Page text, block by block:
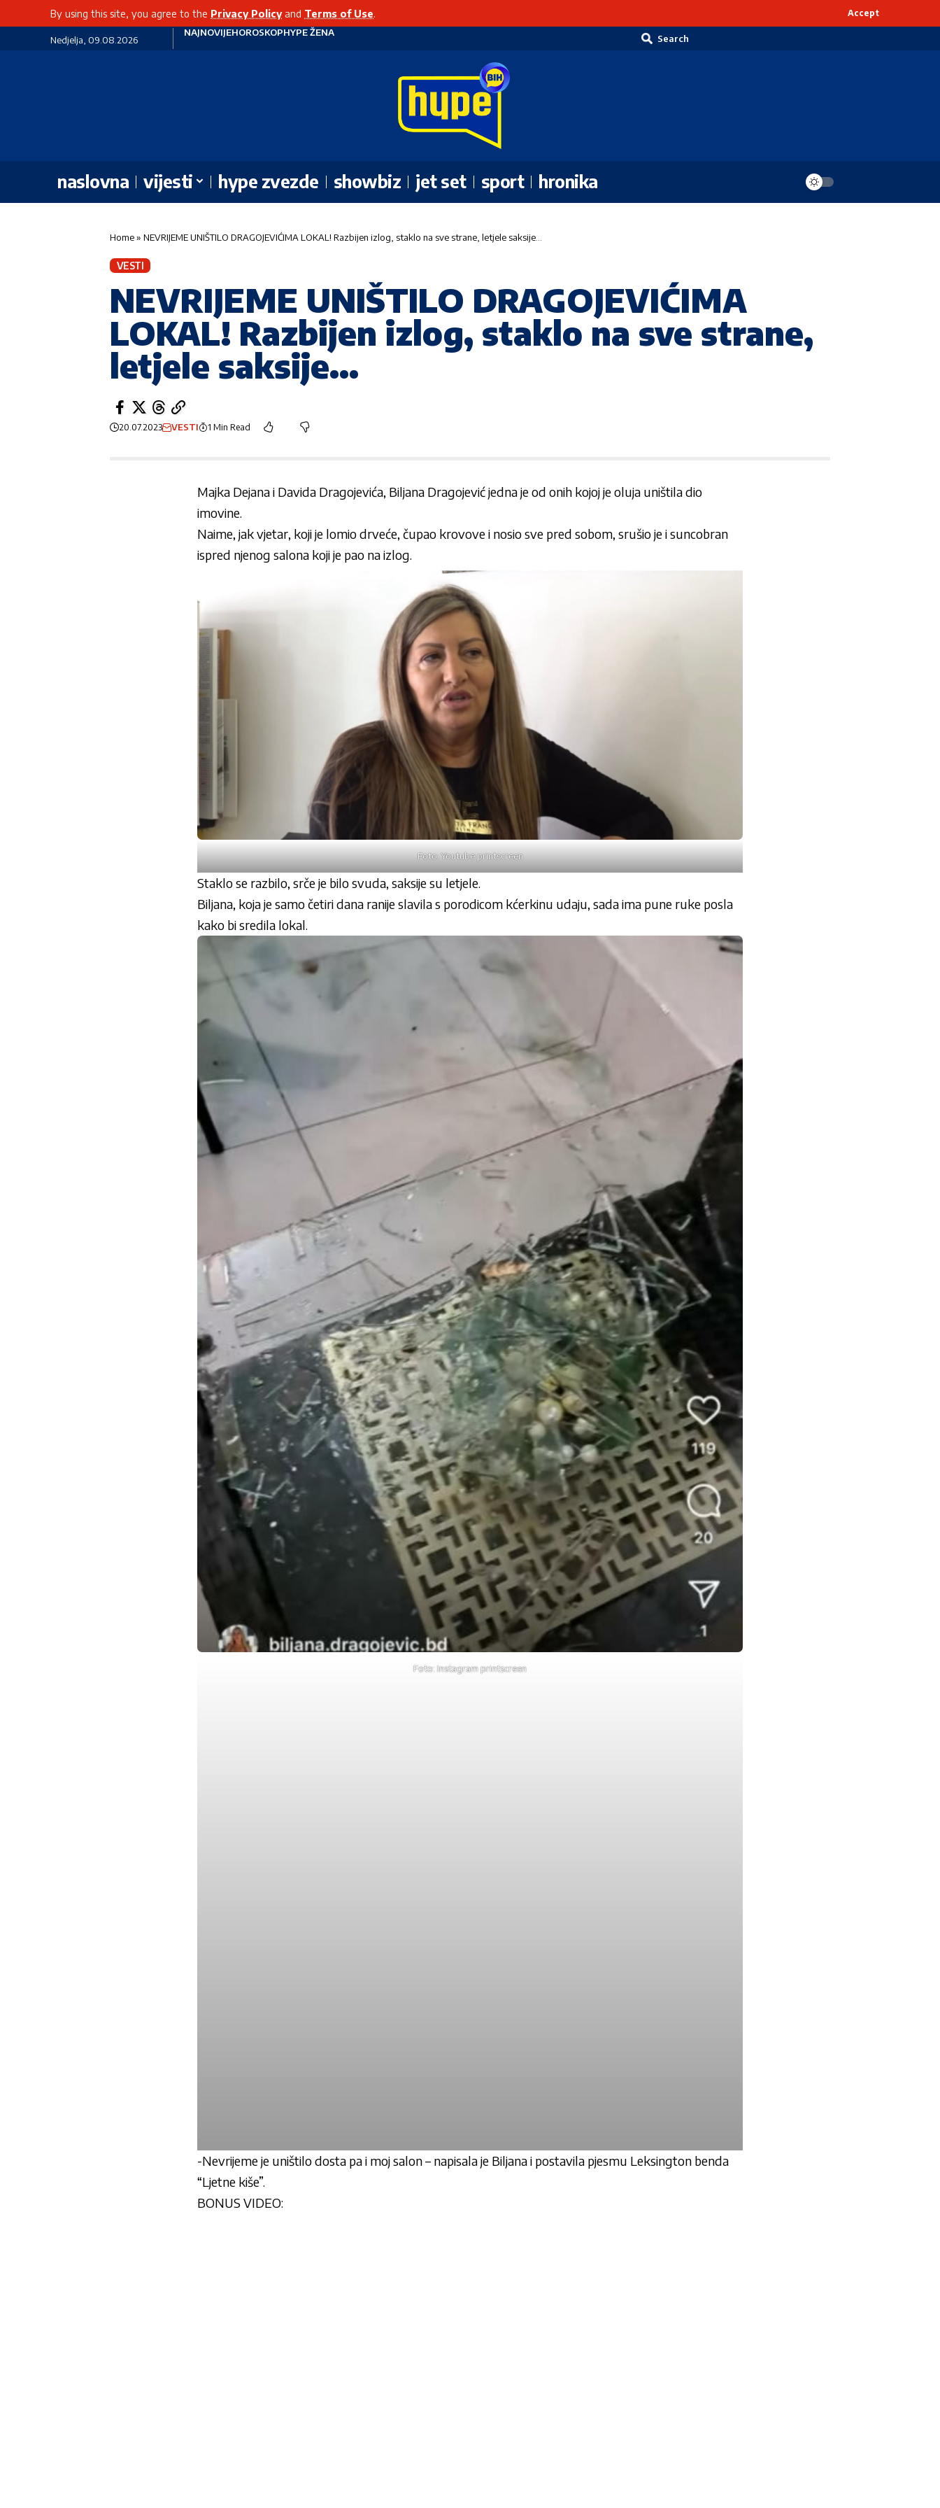
By using this site, you agree to the Privacy Policyand Terms of Use. Accept
Nedjelja, 09.08.2026
NAJNOVIJEHOROSKOPHYPE ŽENA
Search
naslovna vijesti hype zvezde showbiz jet set sport hronika
Home» NEVRIJEME UNIŠTILO DRAGOJEVIĆIMA LOKAL! Razbijen izlog, staklo na sve strane, letjele saksije…
VESTI
NEVRIJEME UNIŠTILO DRAGOJEVIĆIMA
LOKAL! Razbijen izlog, staklo na sve strane,
letjele saksije…
20.07.2023 VESTI 1 Min Read
Majka Dejana i Davida Dragojevića, Biljana Dragojević jedna je od onih kojoj je oluja uništila dio
imovine.
Naime, jak vjetar, koji je lomio drveće, čupao krovove i nosio sve pred sobom, srušio je i suncobran
ispred njenog salona koji je pao na izlog.
Foto: Youtube printscreen
Staklo se razbilo, srče je bilo svuda, saksije su letjele.
Biljana, koja je samo četiri dana ranije slavila s porodicom kćerkinu udaju, sada ima pune ruke posla
kako bi sredila lokal.
Foto: Instagram printscreen
-Nevrijeme je uništilo dosta pa i moj salon – napisala je Biljana i postavila pjesmu Leksington benda
“Ljetne kiše”.
BONUS VIDEO: